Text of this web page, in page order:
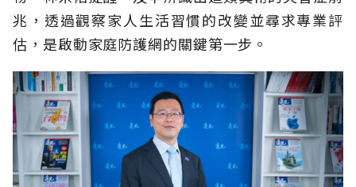
兆，透過觀察家人生活習慣的改變並尋求專業評
估，是啟動家庭防護網的關鍵第一步。